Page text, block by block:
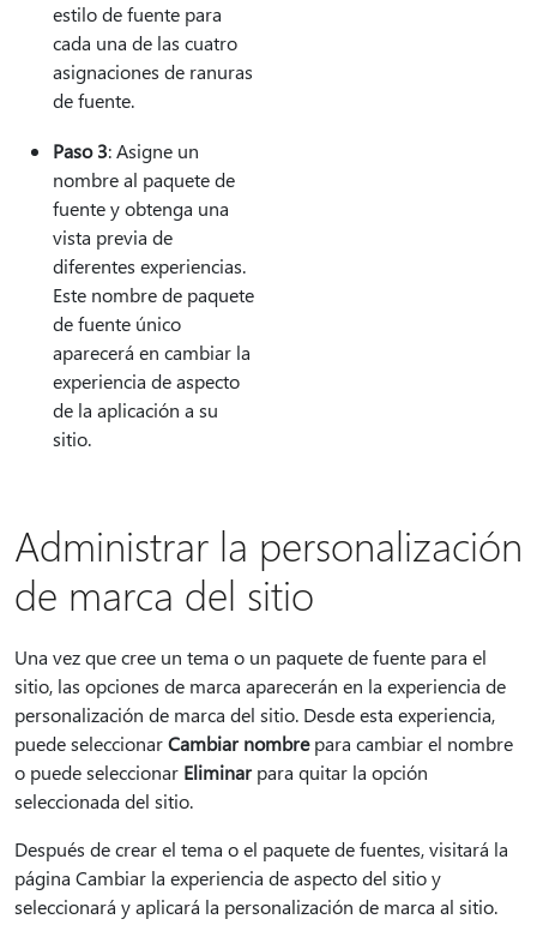
estilo de fuente para
cada una de las cuatro
asignaciones de ranuras
de fuente.
Paso 3: Asigne un
nombre al paquete de
fuente y obtenga una
vista previa de
diferentes experiencias.
Este nombre de paquete
de fuente único
aparecerá en cambiar la
experiencia de aspecto
de la aplicación a su
sitio.
Administrar la personalización
de marca del sitio
Una vez que cree un tema o un paquete de fuente para el
sitio, las opciones de marca aparecerán en la experiencia de
personalización de marca del sitio. Desde esta experiencia,
puede seleccionarCambiar nombrepara cambiar el nombre
o puede seleccionar Eliminarpara quitar la opción
seleccionada del sitio.
Después de crear el tema o el paquete de fuentes, visitará la
página Cambiar la experiencia de aspecto del sitio y
seleccionará y aplicará la personalización de marca al sitio.